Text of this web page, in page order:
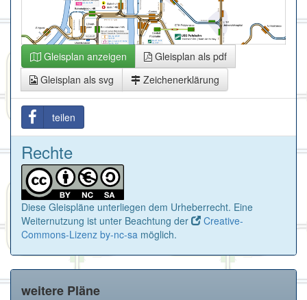
Gleisplan anzeigen
Gleisplan als pdf
Gleisplan als svg
Zeichenerklärung
teilen
Rechte
Diese Gleispläne unterliegen dem Urheberrecht. Eine
Weiternutzung ist unter Beachtung der
Creative-
Commons-Lizenz by-nc-sa möglich.
weitere Pläne